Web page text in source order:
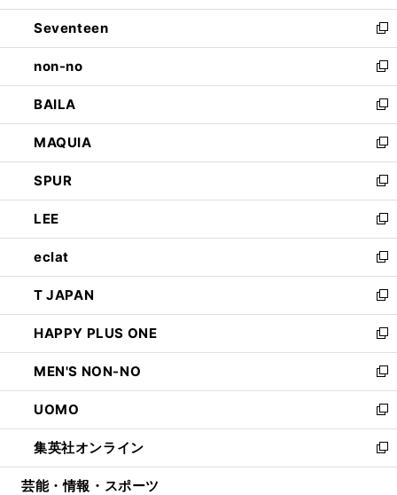
開
く
ウ
で
開
く
ン
ド
ウ
で
開
く
Seventeen
新
し
い
ウ
ィ
ン
ド
ウ
で
開
く
non-no
新
し
い
ウ
ィ
ン
ド
ウ
で
開
く
BAILA
新
し
い
ウ
ィ
ン
ド
ウ
で
開
く
MAQUIA
新
し
い
ウ
ィ
ン
ド
ウ
で
開
く
SPUR
新
し
い
ウ
ィ
ン
ド
ウ
で
開
く
LEE
新
し
い
ウ
ィ
ン
ド
ウ
で
開
く
eclat
新
し
い
ウ
ィ
ン
ド
ウ
で
開
く
T JAPAN
新
し
い
ウ
ィ
ン
ド
ウ
で
開
HAPPY PLUS ONE
新
し
い
ウ
ィ
ン
ド
ウ
MEN'S NON-NO
新
し
い
ウ
ィ
ン
UOMO
新
し
い
ウ
集英社オンライン
新
し
芸能・情報・スポーツ